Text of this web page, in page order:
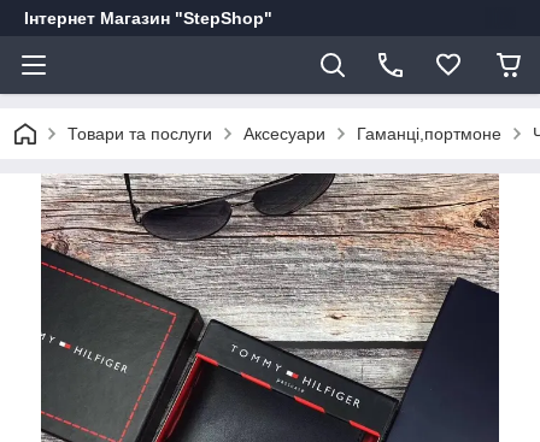
Інтернет Магазин "StepShop"
Товари та послуги Аксесуари Гаманці,портмоне